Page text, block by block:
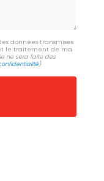
données transmises
le traitement de ma
ne sera faite des
)